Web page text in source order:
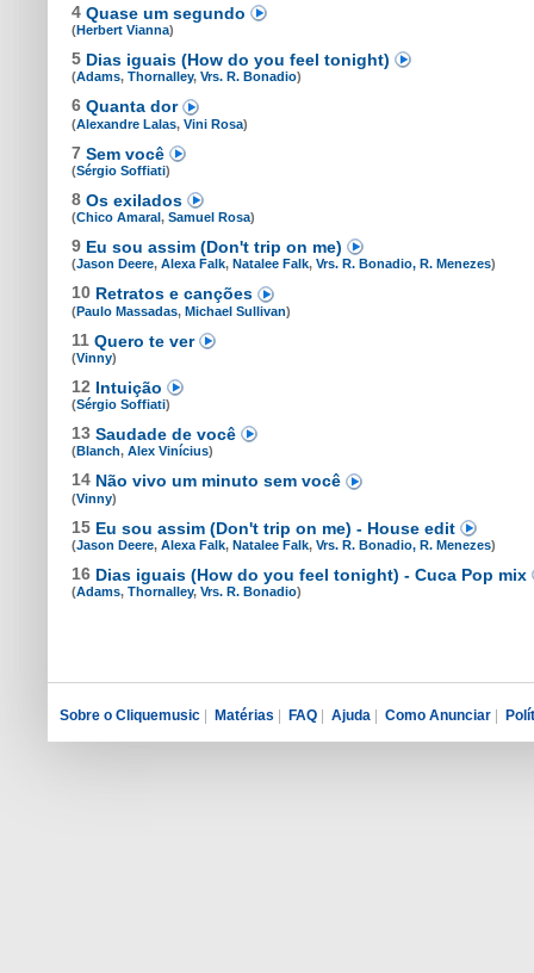
4 Quase um segundo
(Herbert Vianna)
5 Dias iguais (How do you feel tonight)
(Adams, Thornalley, Vrs. R. Bonadio)
6 Quanta dor
(Alexandre Lalas, Vini Rosa)
7 Sem você
(Sérgio Soffiati)
8 Os exilados
(Chico Amaral, Samuel Rosa)
9 Eu sou assim (Don't trip on me)
(Jason Deere, Alexa Falk, Natalee Falk, Vrs. R. Bonadio, R. Menezes)
10 Retratos e canções
(Paulo Massadas, Michael Sullivan)
11 Quero te ver
(Vinny)
12 Intuição
(Sérgio Soffiati)
13 Saudade de você
(Blanch, Alex Vinícius)
14 Não vivo um minuto sem você
(Vinny)
15 Eu sou assim (Don't trip on me) - House edit
(Jason Deere, Alexa Falk, Natalee Falk, Vrs. R. Bonadio, R. Menezes)
16 Dias iguais (How do you feel tonight) - Cuca Pop mix
(Adams, Thornalley, Vrs. R. Bonadio)
Sobre o Cliquemusic Matérias FAQ Ajuda Como Anunciar